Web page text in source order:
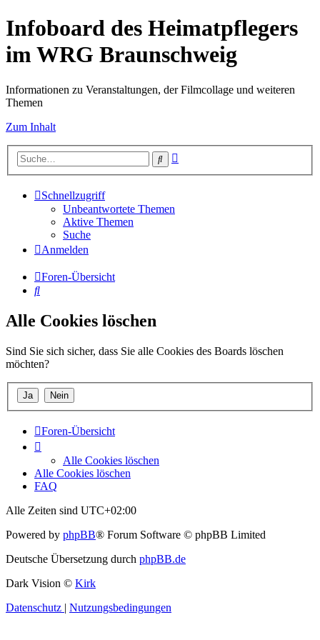
Infoboard des Heimatpflegers
im WRG Braunschweig
Informationen zu Veranstaltungen, der Filmcollage und weiteren
Themen
Zum Inhalt
Suche
Schnellzugriff
Unbeantwortete Themen
Aktive Themen
Suche
Anmelden
Foren-Übersicht
Suche
Alle Cookies löschen
Sind Sie sich sicher, dass Sie alle Cookies des Boards löschen
möchten?
Foren-Übersicht
Alle Cookies löschen
Alle Cookies löschen
FAQ
Alle Zeiten sind UTC+02:00
Powered by phpBB® Forum Software © phpBB Limited
Deutsche Übersetzung durch phpBB.de
Dark Vision © Kirk
Datenschutz | Nutzungsbedingungen